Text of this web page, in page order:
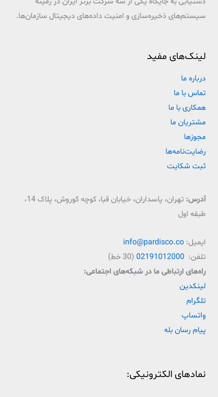
سیستم‌های ذخیره‌سازی و امنیت داده‌های دیجیتال سازمان‌ها.
لینک‌های مفید
درباره ما
تماس با ما
همکاری با ما
مشتریان ما
مجوزها
رضایت‌نامه‌ها
ثبت شکایت
آدرس:
تهران، پاسداران، خیابان قبا، کوچه کوروش، پلاک 14،
طبقه اول
ایمیل: info@pardisco.co
تلفن: 02191012000 (30 خط)
راه‌‌های ارتباطی ما در شبکه‌های اجتماعی:
لینکدین
تلگرام
واتساپ
پیام رسان بله
نمادهای الکترونیکی: